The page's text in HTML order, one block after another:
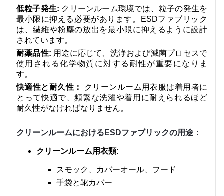
低粒子発生: クリーンルーム環境では、粒子の発生を
最小限に抑える必要があります。ESDファブリック
は、繊維や粉塵の放出を最小限に抑えるように設計
されています。
耐薬品性: 用途に応じて、洗浄および滅菌プロセスで
使用される化学物質に対する耐性が重要になりま
す。
快適性と耐久性：
クリーンルーム用衣服は着用者に
とって快適で、頻繁な洗濯や着用に耐えられるほど
耐久性がなければなりません。
クリーンルームにおけるESDファブリックの用途：
クリーンルーム用衣類:
スモック、カバーオール、フード
手袋と靴カバー